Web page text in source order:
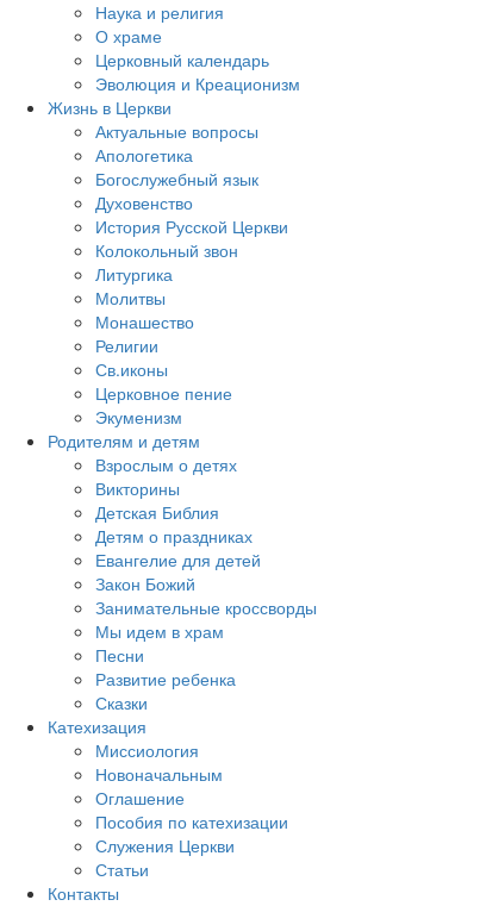
Наука и религия
О храме
Церковный календарь
Эволюция и Креационизм
Жизнь в Церкви
Актуальные вопросы
Апологетика
Богослужебный язык
Духовенство
История Русской Церкви
Колокольный звон
Литургика
Молитвы
Монашество
Религии
Св.иконы
Церковное пение
Экуменизм
Родителям и детям
Взрослым о детях
Викторины
Детская Библия
Детям о праздниках
Евангелие для детей
Закон Божий
Занимательные кроссворды
Мы идем в храм
Песни
Развитие ребенка
Сказки
Катехизация
Миссиология
Новоначальным
Оглашение
Пособия по катехизации
Служения Церкви
Статьи
Контакты